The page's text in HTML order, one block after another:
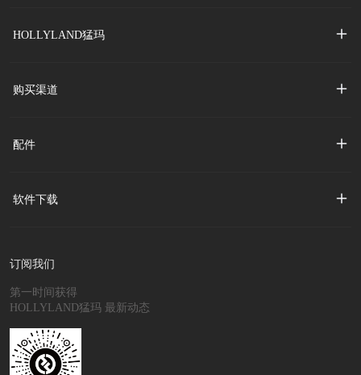
HOLLYLAND猛玛
购买渠道
配件
软件下载
订阅我们
第一时间获得
HOLLYLAND猛玛 最新动态